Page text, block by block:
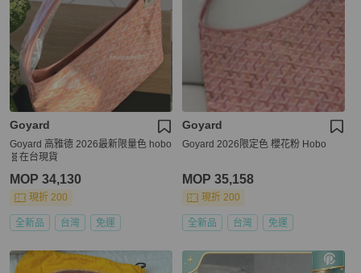
Goyard
Goyard 高雅德 2026最新限量色 hobo
🧬在台現貨
MOP 34,130
現折 200
全新品 台灣 免運
Goyard
Goyard 2026限定色 櫻花粉 Hobo
MOP 35,158
現折 200
全新品 台灣 免運